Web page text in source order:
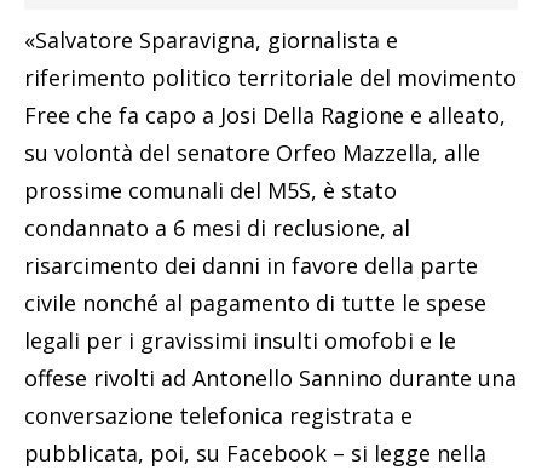
«Salvatore Sparavigna, giornalista e
riferimento politico territoriale del movimento
Free che fa capo a Josi Della Ragione e alleato,
su volontà del senatore Orfeo Mazzella, alle
prossime comunali del M5S, è stato
condannato a 6 mesi di reclusione, al
risarcimento dei danni in favore della parte
civile nonché al pagamento di tutte le spese
legali per i gravissimi insulti omofobi e le
offese rivolti ad Antonello Sannino durante una
conversazione telefonica registrata e
pubblicata, poi, su Facebook – si legge nella